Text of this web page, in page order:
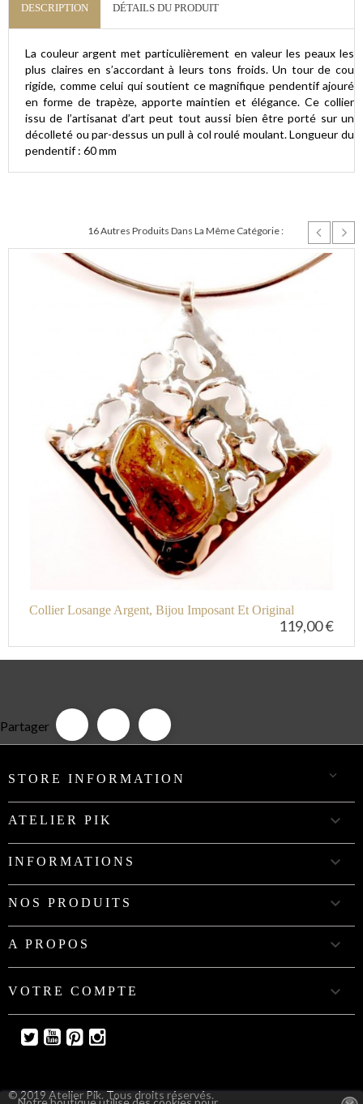
DESCRIPTION DÉTAILS DU PRODUIT
La couleur argent met particulièrement en valeur les peaux les
plus claires en s’accordant à leurs tons froids. Un tour de cou
rigide, comme celui qui soutient ce magnifique pendentif ajouré
en forme de trapèze, apporte maintien et élégance. Ce collier
issu de l’artisanat d’art peut tout aussi bien être porté sur un
décolleté ou par-dessus un pull à col roulé moulant. Longueur du
pendentif : 60 mm
16 Autres Produits Dans La Même Catégorie :
Collier Losange Argent, Bijou Imposant Et Original
119,00 €
Partager
STORE INFORMATION 
ATELIER PIK 
INFORMATIONS 
NOS PRODUITS 
A PROPOS 
VOTRE COMPTE 
TwitterYouTube
PinterestInstagram
© 2019 Atelier Pik. Tous droits réservés.